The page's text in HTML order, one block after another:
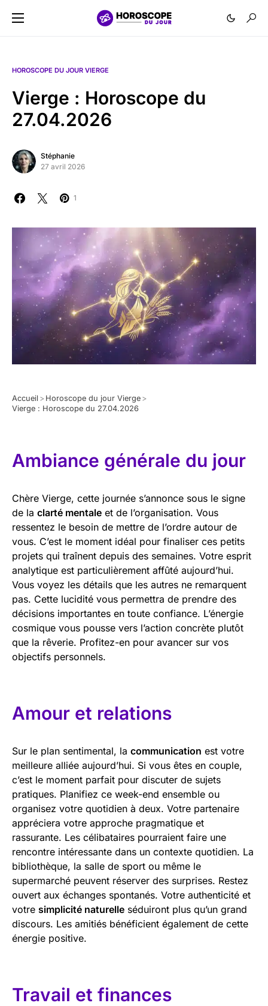
HOROSCOPE DU JOUR VIERGE
Vierge : Horoscope du
27.04.2026
Stéphanie
27 avril 2026
1
Accueil > Horoscope du jour Vierge >
Vierge : Horoscope du 27.04.2026
Ambiance générale du jour
Chère Vierge, cette journée s’annonce sous le signe
de la clarté mentale et de l’organisation. Vous
ressentez le besoin de mettre de l’ordre autour de
vous. C’est le moment idéal pour finaliser ces petits
projets qui traînent depuis des semaines. Votre esprit
analytique est particulièrement affûté aujourd’hui.
Vous voyez les détails que les autres ne remarquent
pas. Cette lucidité vous permettra de prendre des
décisions importantes en toute confiance. L’énergie
cosmique vous pousse vers l’action concrète plutôt
que la rêverie. Profitez-en pour avancer sur vos
objectifs personnels.
Amour et relations
Sur le plan sentimental, la communication est votre
meilleure alliée aujourd’hui. Si vous êtes en couple,
c’est le moment parfait pour discuter de sujets
pratiques. Planifiez ce week-end ensemble ou
organisez votre quotidien à deux. Votre partenaire
appréciera votre approche pragmatique et
rassurante. Les célibataires pourraient faire une
rencontre intéressante dans un contexte quotidien. La
bibliothèque, la salle de sport ou même le
supermarché peuvent réserver des surprises. Restez
ouvert aux échanges spontanés. Votre authenticité et
votre simplicité naturelle séduiront plus qu’un grand
discours. Les amitiés bénéficient également de cette
énergie positive.
Travail et finances